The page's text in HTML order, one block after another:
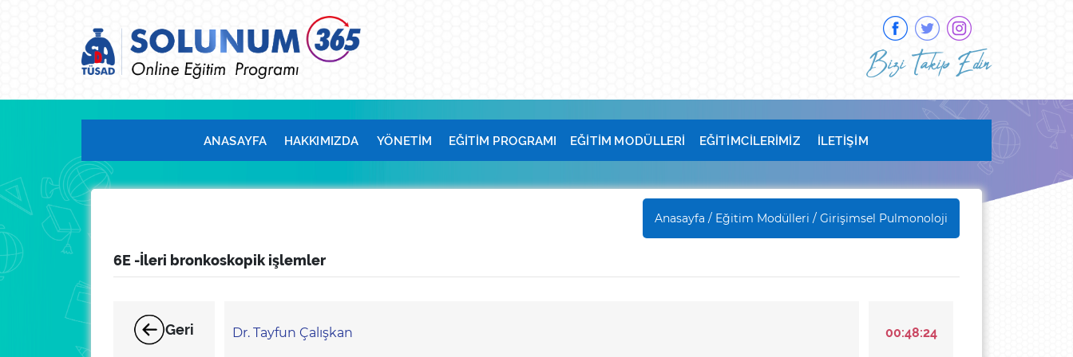
Bizi Takip Edin
ANASAYFA HAKKIMIZDA YÖNETİM EĞİTİM PROGRAMI EĞİTİM MODÜLLERİ EĞİTİMCİLERİMİZ İLETİŞİM
Anasayfa / Eğitim Modülleri / Girişimsel Pulmonoloji
6E -İleri bronkoskopik işlemler
Geri Dr. Tayfun Çalışkan 00:48:24